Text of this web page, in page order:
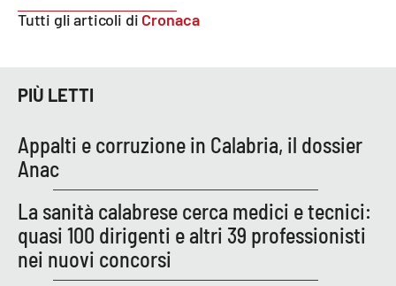
Imprese Di Calabria
Venti di comunicazione
STREAMING
LaC TV
LaC Network
Tutti gli articoli di Cronaca
PIÙ LETTI
Appalti e corruzione in Calabria, il dossier
Anac
La sanità calabrese cerca medici e tecnici:
quasi 100 dirigenti e altri 39 professionisti
nei nuovi concorsi